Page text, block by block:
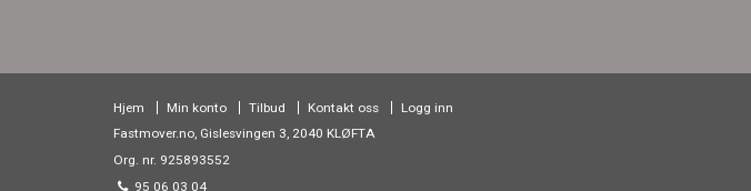
Hjem Min konto Tilbud Kontakt oss
Logg inn
Fastmover.no, Gislesvingen 3, 2040 KLØFTA
Org. nr. 925893552
95 06 03 04